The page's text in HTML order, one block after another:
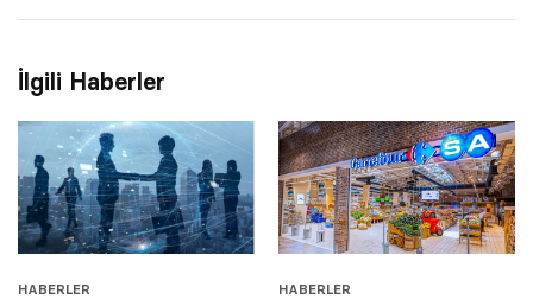
İlgili Haberler
HABERLER HABERLER